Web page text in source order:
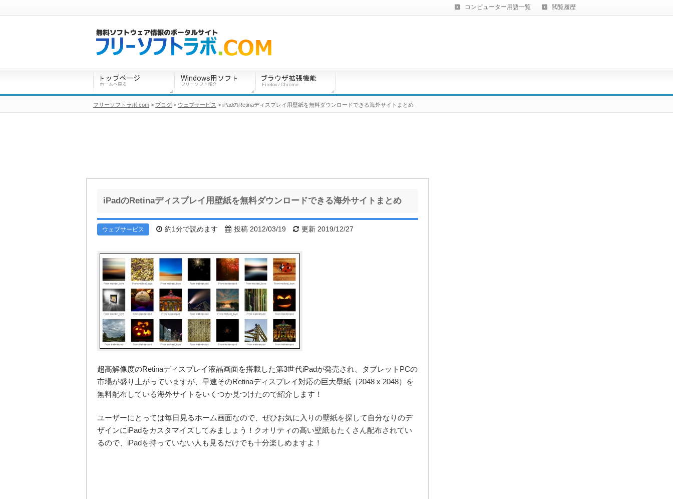
iPadのRetinaディスプレイ用壁紙を無料ダウンロードできる海外サイトまとめ
ウェブサービス 約1分で読めます 投稿 2012/03/19 更新 2019/12/27
超高解像度のRetinaディスプレイ液晶画面を搭載した第3世代iPadが発売され、タブレットPCの
市場が盛り上がっていますが、早速そのRetinaディスプレイ対応の巨大壁紙（2048 x 2048）を
無料配布している海外サイトをいくつか見つけたので紹介します！
ユーザーにとっては毎日見るホーム画面なので、ぜひお気に入りの壁紙を探して自分なりのデ
ザインにiPadをカスタマイズしてみましょう！クオリティの高い壁紙もたくさん配布されてい
るので、iPadを持っていない人も見るだけでも十分楽しめますよ！
コンピューター用語一覧 閲覧履歴
フリーソフトラボ.com > ブログ > ウェブサービス > iPadのRetinaディスプレイ用壁紙を無料ダウンロードできる海外サイトまとめ